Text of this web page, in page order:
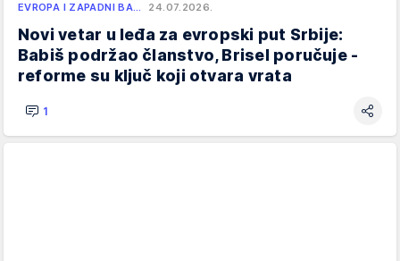
EVROPA I ZAPADNI BA… 24.07.2026.
Novi vetar u leđa za evropski put Srbije:
Babiš podržao članstvo, Brisel poručuje -
reforme su ključ koji otvara vrata
1